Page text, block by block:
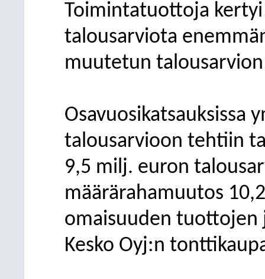
Toimintatuottoja
talousarviota
muutetun
Osavuosikatsauksissa
talousarvioon tehtiin
9,5 milj. euron
määrärahamuutos
omaisuuden
Kesko Oyj:n